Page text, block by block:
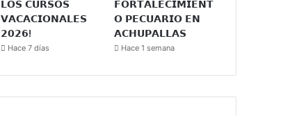
𝗟𝗢𝗦 𝗖𝗨𝗥𝗦𝗢𝗦
𝗩𝗔𝗖𝗔𝗖𝗜𝗢𝗡𝗔𝗟𝗘𝗦
𝟮𝟬𝟮𝟲!
Hace 7 días
𝗙𝗢𝗥𝗧𝗔𝗟𝗘𝗖𝗜𝗠𝗜𝗘𝗡𝗧
𝗢 𝗣𝗘𝗖𝗨𝗔𝗥𝗜𝗢 𝗘𝗡
𝗔𝗖𝗛𝗨𝗣𝗔𝗟𝗟𝗔𝗦
Hace 1 semana